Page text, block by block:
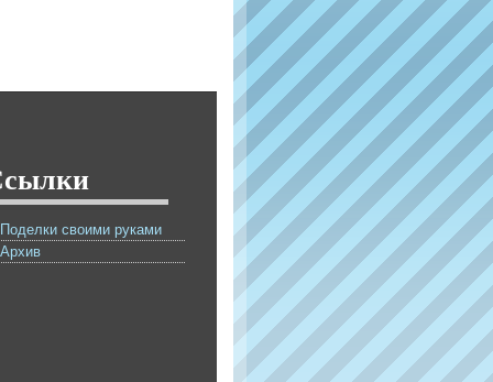
Поделки своими руками
Архив